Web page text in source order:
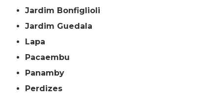
Jardim Bonfiglioli
Jardim Guedala
Lapa
Pacaembu
Panamby
Perdizes